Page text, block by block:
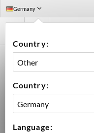
Germany
Country:
Country:
Language:
PERLE PELLETS 2025 100G